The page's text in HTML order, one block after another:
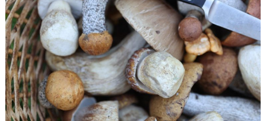
от
даров
леса,